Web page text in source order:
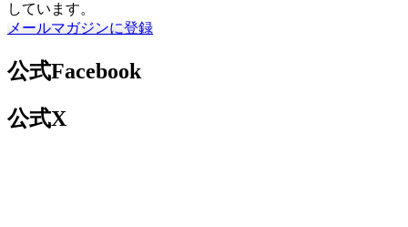
しています。
メールマガジンに登録
公式Facebook
公式X